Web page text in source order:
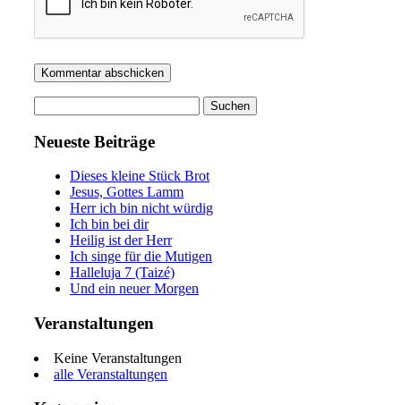
nach:
Neueste Beiträge
Dieses kleine Stück Brot
Jesus, Gottes Lamm
Herr ich bin nicht würdig
Ich bin bei dir
Heilig ist der Herr
Ich singe für die Mutigen
Halleluja 7 (Taizé)
Und ein neuer Morgen
Veranstaltungen
Keine Veranstaltungen
alle Veranstaltungen